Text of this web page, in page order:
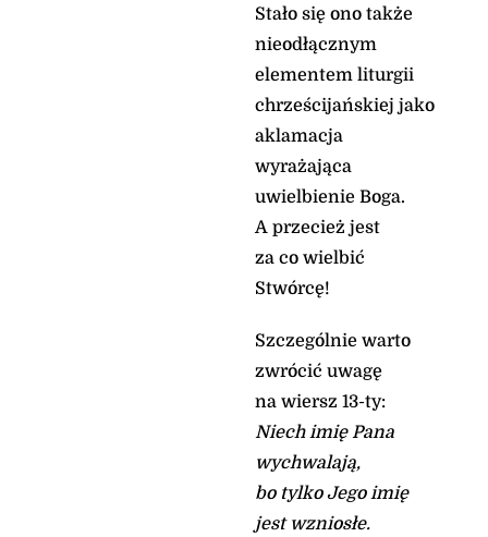
Stało się ono także
nieodłącznym
elementem liturgii
chrześcijańskiej jako
aklamacja
wyrażająca
uwielbienie Boga.
A przecież jest
za co wielbić
Stwórcę!
Szczególnie warto
zwrócić uwagę
na wiersz 13-ty:
Niech imię Pana
wychwalają,
bo tylko Jego imię
jest wzniosłe.